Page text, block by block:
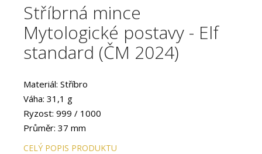
Stříbrná mince
Mytologické postavy - Elf
standard (ČM 2024)
Materiál: Stříbro
Váha: 31,1 g
Ryzost: 999 / 1000
Průměr: 37 mm
CELÝ POPIS PRODUKTU